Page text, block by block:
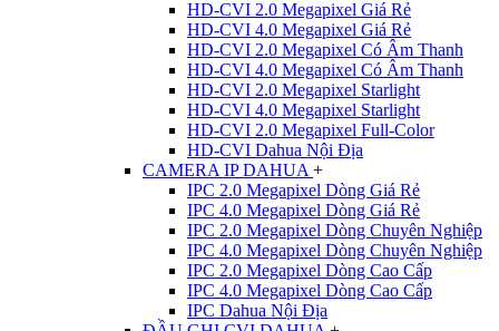
HD-CVI 2.0 Megapixel Giá Rẻ
HD-CVI 4.0 Megapixel Giá Rẻ
HD-CVI 2.0 Megapixel Có Âm Thanh
HD-CVI 4.0 Megapixel Có Âm Thanh
HD-CVI 2.0 Megapixel Starlight
HD-CVI 4.0 Megapixel Starlight
HD-CVI 2.0 Megapixel Full-Color
HD-CVI Dahua Nội Địa
CAMERA IP DAHUA +
IPC 2.0 Megapixel Dòng Giá Rẻ
IPC 4.0 Megapixel Dòng Giá Rẻ
IPC 2.0 Megapixel Dòng Chuyên Nghiệp
IPC 4.0 Megapixel Dòng Chuyên Nghiệp
IPC 2.0 Megapixel Dòng Cao Cấp
IPC 4.0 Megapixel Dòng Cao Cấp
IPC Dahua Nội Địa